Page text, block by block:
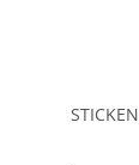
STICKEN